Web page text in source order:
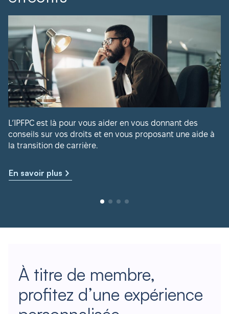
L’IPFPC est là pour vous aider en vous donnant des
conseils sur vos droits et en vous proposant une aide à
la transition de carrière.
En savoir plus
À titre de membre,
profitez d’une expérience